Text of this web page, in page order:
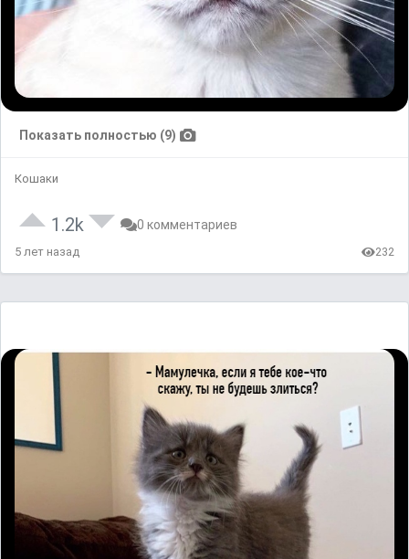
Показать полностью (9)
Кошаки
1.2k 0 комментариев
5 лет назад 232